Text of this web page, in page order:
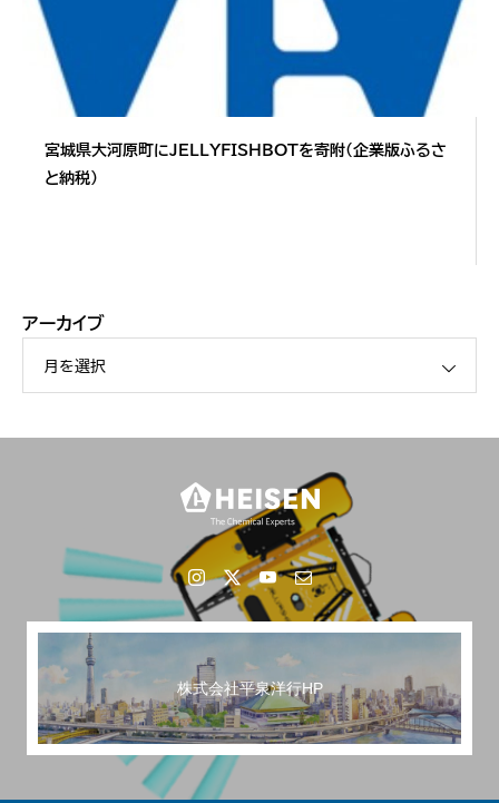
宮城県大河原町にJELLYFISHBOTを寄附（企業版ふるさ
と納税）
FANPS「ソリューションカタログ」に掲載
アーカイブ
月を選択
株式会社平泉洋行HP